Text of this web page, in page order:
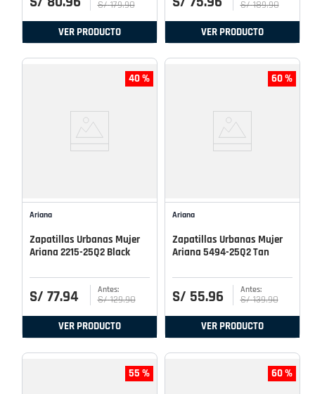
S/ 179.90
VER PRODUCTO
S/ 189.90
VER PRODUCTO
40 %
Ariana
Zapatillas Urbanas Mujer
Ariana 2215-25Q2 Black
S/ 77.94 S/ 129.90
VER PRODUCTO
60 %
Ariana
Zapatillas Urbanas Mujer
Ariana 5494-25Q2 Tan
S/ 55.96 S/ 139.90
VER PRODUCTO
55 % 60 %